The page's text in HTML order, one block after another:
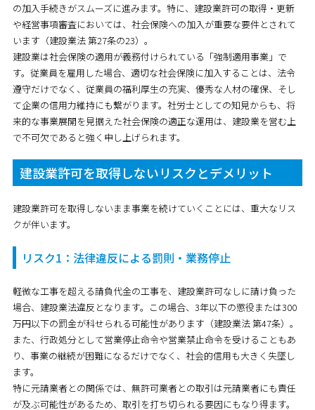
の加入手続きがスムーズに進みます。特に、建設業許可の取得・更新
や経営事項審査においては、社会保険への加入が重要な要件とされて
います（建設業法 第27条の23）。
建設業は社会保険の適用が義務付けられている「強制適用事業」で
す。従業員を雇用した場合、適切な社会保険に加入することは、法令
遵守だけでなく、従業員の福利厚生の充実、優秀な人材の確保、そし
て企業の信用力維持にも繋がります。社労士としての知見からも、将
来的な事業展開を見据えた社会保険の適正な運用は、建設業を営む上
で不可欠であると強く申し上げられます。
建設業許可を取得しないリスクとデメリット
建設業許可を取得しないまま事業を続けていくことには、重大なリス
クが伴います。
リスク1：法律違反による罰則・業務停止
軽微な工事を超える請負代金の工事を、建設業許可なしに請け負った
場合、建設業法違反となります。この場合、 3年以下の懲役または300
万円以下の罰金が科せられる可能性があります（建設業法 第47条）。
また、行政処分として営業停止命令や営業禁止命令を受けることもあ
り、事業の継続が困難になるだけでなく、社会的信用も大きく失墜し
ます。
特に元請業者との関係では、無許可業者との取引は元請業者にも責任
が及ぶ可能性があるため、取引を打ち切られる要因にもなり得ます。